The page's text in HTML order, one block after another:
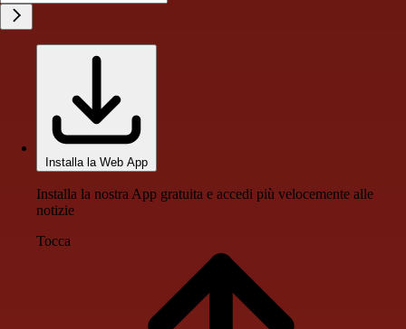
Installa la Web App
Installa la nostra App gratuita e accedi più velocemente alle
notizie
Tocca